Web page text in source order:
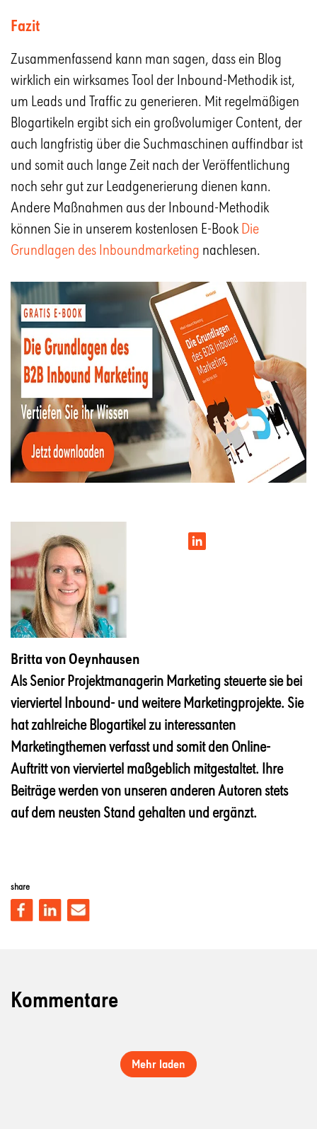
Fazit
Zusammenfassend kann man sagen, dass ein Blog
wirklich ein wirksames Tool der Inbound-Methodik ist,
um Leads und Traffic zu generieren. Mit regelmäßigen
Blogartikeln ergibt sich ein großvolumiger Content, der
auch langfristig über die Suchmaschinen auffindbar ist
und somit auch lange Zeit nach der Veröffentlichung
noch sehr gut zur Leadgenerierung dienen kann.
Andere Maßnahmen aus der Inbound-Methodik
können Sie in unserem kostenlosen E-BookDie
Grundlagen des Inboundmarketing nachlesen.
Britta von Oeynhausen
Als Senior Projektmanagerin Marketing steuerte sie bei
vierviertel Inbound- und weitere Marketingprojekte. Sie
hat zahlreiche Blogartikel zu interessanten
Marketingthemen verfasst und somit den Online-
Auftritt von vierviertel maßgeblich mitgestaltet. Ihre
Beiträge werden von unseren anderen Autoren stets
auf dem neusten Stand gehalten und ergänzt.
share
Kommentare
Mehr laden